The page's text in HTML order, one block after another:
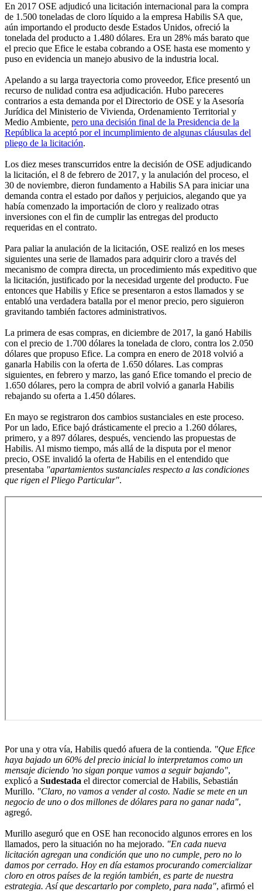
En 2017 OSE adjudicó una licitación internacional para la compra
de 1.500 toneladas de cloro líquido a la empresa Habilis SA que,
aún importando el producto desde Estados Unidos, ofreció la
tonelada del producto a 1.480 dólares. Era un 28% más barato que
el precio que Efice le estaba cobrando a OSE hasta ese momento y
puso en evidencia un manejo abusivo de la industria local.
Apelando a su larga trayectoria como proveedor, Efice presentó un
recurso de nulidad contra esa adjudicación. Hubo pareceres
contrarios a esta demanda por el Directorio de OSE y la Asesoría
Jurídica del Ministerio de Vivienda, Ordenamiento Territorial y
Medio Ambiente, pero una decisión final de la Presidencia de la
República la aceptó por el incumplimiento de algunas cláusulas del
pliego de la licitación.
Los diez meses transcurridos entre la decisión de OSE adjudicando
la licitación, el 8 de febrero de 2017, y la anulación del proceso, el
30 de noviembre, dieron fundamento a Habilis SA para iniciar una
demanda contra el estado por daños y perjuicios, alegando que ya
había comenzado la importación de cloro y realizado otras
inversiones con el fin de cumplir las entregas del producto
requeridas en el contrato.
Para paliar la anulación de la licitación, OSE realizó en los meses
siguientes una serie de llamados para adquirir cloro a través del
mecanismo de compra directa, un procedimiento más expeditivo que
la licitación, justificado por la necesidad urgente del producto. Fue
entonces que Habilis y Efice se presentaron a estos llamados y se
entabló una verdadera batalla por el menor precio, pero siguieron
gravitando también factores administrativos.
La primera de esas compras, en diciembre de 2017, la ganó Habilis
con el precio de 1.700 dólares la tonelada de cloro, contra los 2.050
dólares que propuso Efice. La compra en enero de 2018 volvió a
ganarla Habilis con la oferta de 1.650 dólares. Las compras
siguientes, en febrero y marzo, las ganó Efice tomando el precio de
1.650 dólares, pero la compra de abril volvió a ganarla Habilis
rebajando su oferta a 1.450 dólares.
En mayo se registraron dos cambios sustanciales en este proceso.
Por un lado, Efice bajó drásticamente el precio a 1.260 dólares,
primero, y a 897 dólares, después, venciendo las propuestas de
Habilis. Al mismo tiempo, más allá de la disputa por el menor
precio, OSE invalidó la oferta de Habilis en el entendido que
presentaba "apartamientos sustanciales respecto a las condiciones
que rigen el Pliego Particular".
Por una y otra vía, Habilis quedó afuera de la contienda. "Que Efice
haya bajado un 60% del precio inicial lo interpretamos como un
mensaje diciendo 'no sigan porque vamos a seguir bajando",
explicó a Sudestada el director comercial de Habilis, Sebastián
Murillo. "Claro, no vamos a vender al costo. Nadie se mete en un
negocio de uno o dos millones de dólares para no ganar nada",
agregó.
Murillo aseguró que en OSE han reconocido algunos errores en los
llamados, pero la situación no ha mejorado. "En cada nueva
licitación agregan una condición que uno no cumple, pero no lo
damos por cerrado. Hoy en día estamos procurando comercializar
cloro en otros países de la región también, es parte de nuestra
estrategia. Así que descartarlo por completo, para nada", afirmó el